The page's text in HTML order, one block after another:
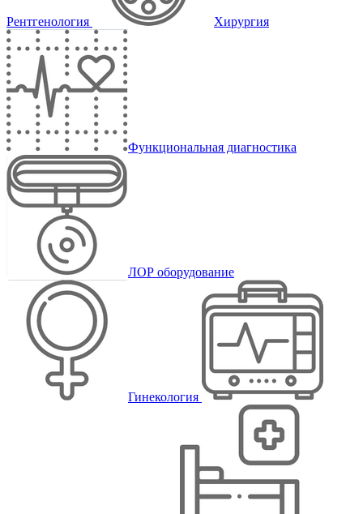
Рентгенология Хирургия
Функциональная диагностика
ЛОР оборудование
Гинекология